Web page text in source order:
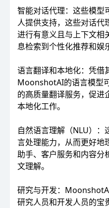
智能对话代理：这些模型
人提供支持，这些对话代
进行有意义且与上下文相
息检索到个性化推荐和娱
语言翻译和本地化：凭借
MoonshotAI的语言模型
的高质量翻译服务，促进
本地化工作。
自然语言理解（NLU）：
言处理能力，从而更好地
助手、客户服务和内容分
文理解。
研究与开发：
研究人员和开发人员的宝